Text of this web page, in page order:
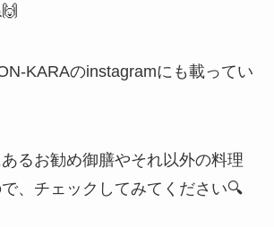
KARAのinstagramにも載ってい
るお勧め御膳やそれ以外の料理
、チェックしてみてください🔍